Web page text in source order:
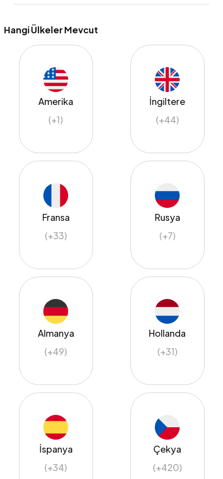
Hangi Ülkeler Mevcut
Amerika
(+1)
İngiltere
(+44)
Fransa
(+33)
Rusya
(+7)
Almanya
(+49)
Hollanda
(+31)
İspanya
(+34)
Çekya
(+420)